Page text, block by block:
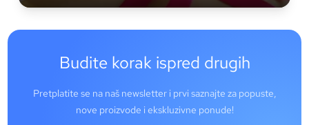
Budite korak ispred drugih
Pretplatite se na naš newsletter i prvi saznajte za popuste,
nove proizvode i ekskluzivne ponude!